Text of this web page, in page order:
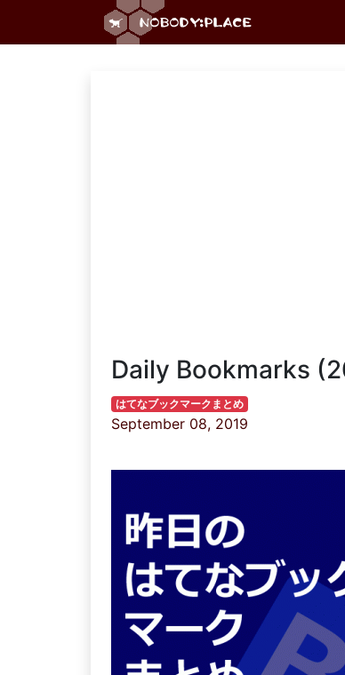
Daily Bookmarks
はてなブックマークまとめ
September 08, 2019